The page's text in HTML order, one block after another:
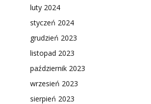
luty 2024
styczeń 2024
grudzień 2023
listopad 2023
październik 2023
wrzesień 2023
sierpień 2023